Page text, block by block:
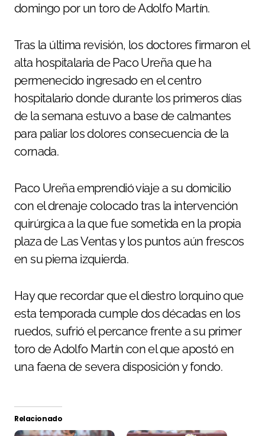
domingo por un toro de Adolfo Martín.
Tras la última revisión, los doctores firmaron el
alta hospitalaria de Paco Ureña que ha
permenecido ingresado en el centro
hospitalario donde durante los primeros días
de la semana estuvo a base de calmantes
para paliar los dolores consecuencia de la
cornada.
Paco Ureña emprendió viaje a su domicilio
con el drenaje colocado tras la intervención
quirúrgica a la que fue sometida en la propia
plaza de Las Ventas y los puntos aún frescos
en su pierna izquierda.
Hay que recordar que el diestro lorquino que
esta temporada cumple dos décadas en los
ruedos, sufrió el percance frente a su primer
toro de Adolfo Martín con el que apostó en
una faena de severa disposición y fondo.
Relacionado